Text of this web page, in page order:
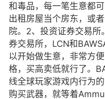
GTA6 RDR2
彩虹六号 绝地求生
和毒品，每一笔生意都
出租房屋当个房东，或
院。2、投资证券交易所
券交易所，LCN和
以开始做生意，非常方
格，买高卖低就行了。
线全球玩家游戏内行为
购买武器，就等着